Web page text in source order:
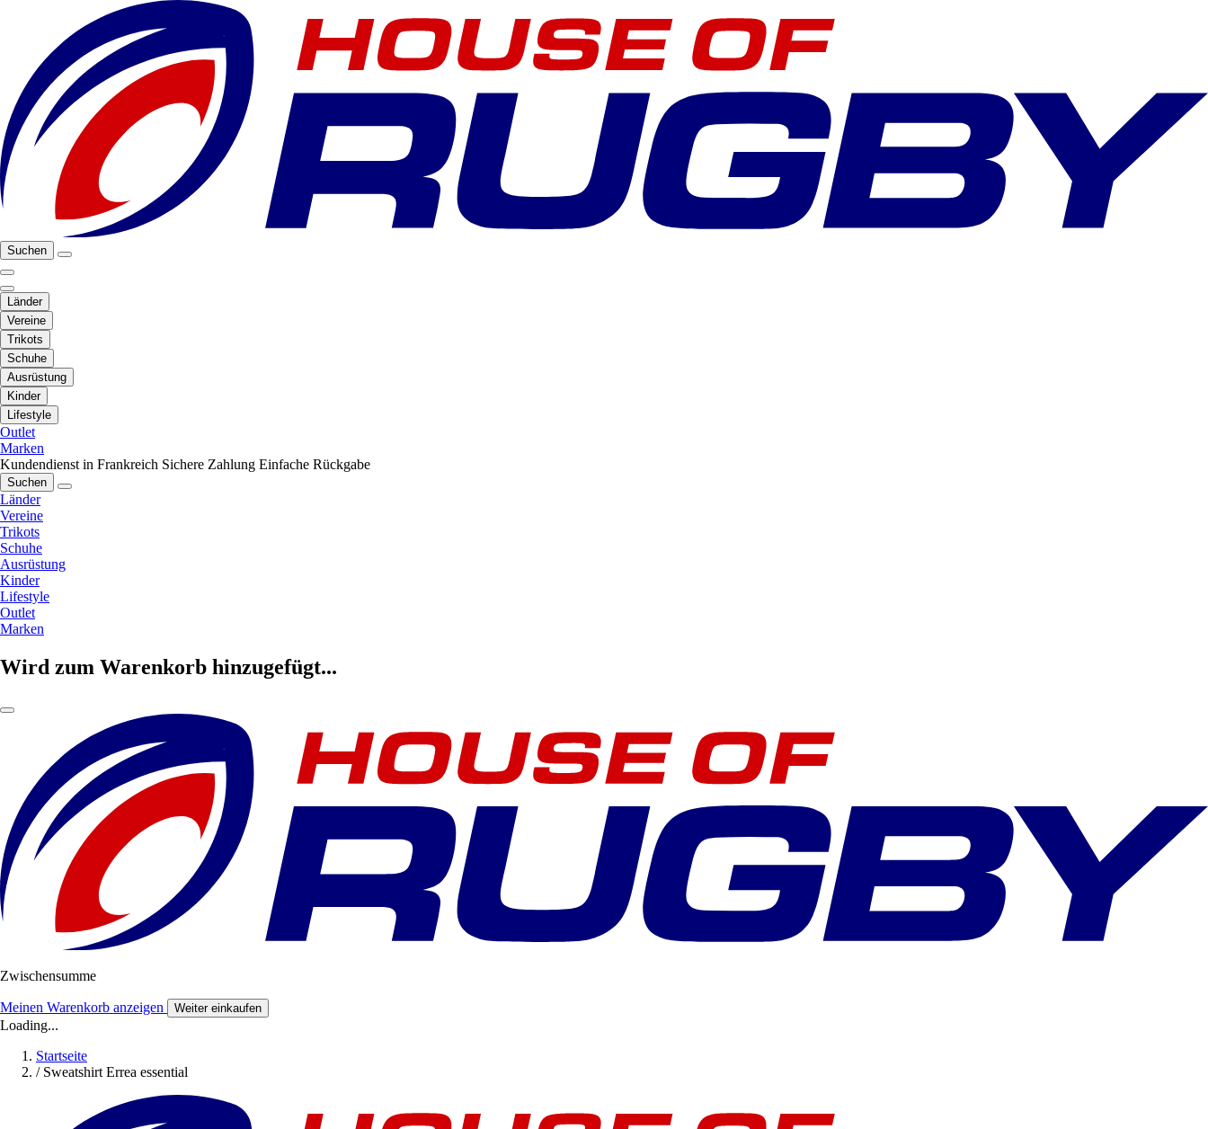
Suchen
Länder
Vereine
Trikots
Schuhe
Ausrüstung
Kinder
Lifestyle
Outlet
Marken
Kundendienst in Frankreich Sichere Zahlung Einfache Rückgabe
Suchen
Länder
Vereine
Trikots
Schuhe
Ausrüstung
Kinder
Lifestyle
Outlet
Marken
Wird zum Warenkorb hinzugefügt...
Zwischensumme
Meinen Warenkorb anzeigen Weiter einkaufen
Loading...
Startseite
/ Sweatshirt Errea essential